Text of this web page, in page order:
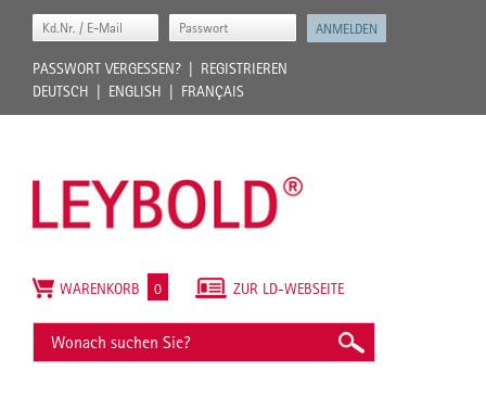
PASSWORT VERGESSEN?
REGISTRIEREN
DEUTSCH
ENGLISH FRANÇAIS
ZUR LD-WEBSEITE
WARENKORB 0